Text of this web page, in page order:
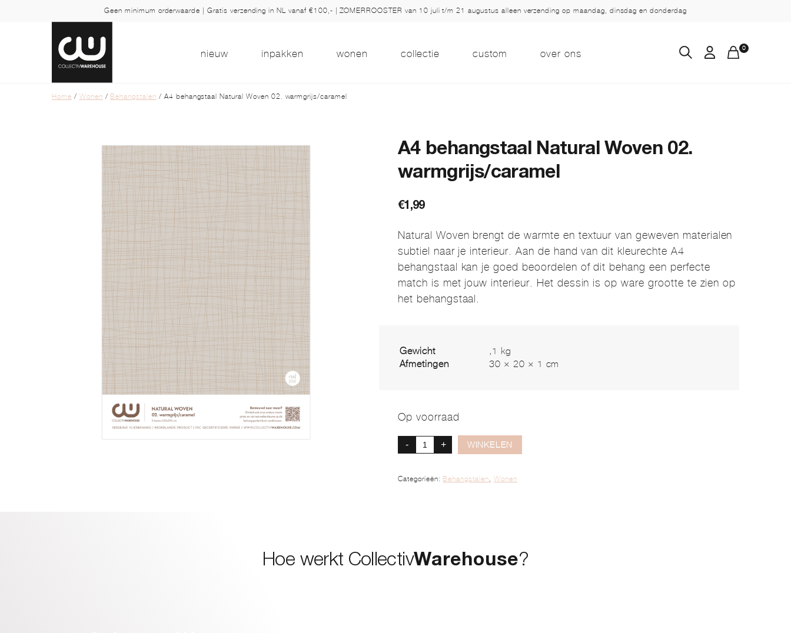
Geen minimum orderwaarde | Gratis verzending in NL vanaf €100,- | ZOMERROOSTER van 10 juli t/m 21 augustus alleen verzending op maandag, dinsdag en donderdag
nieuw inpakken wonen collectie custom over ons 0
Home / Wonen / Behangstalen / A4 behangstaal Natural Woven 02. warmgrijs/caramel
A4 behangstaal Natural Woven 02.
warmgrijs/caramel
€1,99
Natural Woven brengt de warmte en textuur van geweven materialen
subtiel naar je interieur. Aan de hand van dit kleurechte A4
behangstaal kan je goed beoordelen of dit behang een perfecte
match is met jouw interieur. Het dessin is op ware grootte te zien op
het behangstaal.
Gewicht
,1 kg
Afmetingen
30 × 20 × 1 cm
Op voorraad
- + WINKELEN
Categorieën: Behangstalen, Wonen
Hoe werkt CollectivWarehouse?